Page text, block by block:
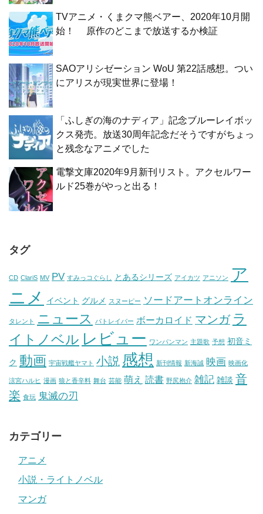
TVアニメ・くまクマ熊ベアー、2020年10月開
始！ 原作のどこまで放送するか検証
SAOアリシゼーション WoU 第22話感想。つい
にアリスが現実世界に登場！
「ふしぎの海のナディア」記念ブルーレイボッ
クス発売。放送30周年記念だそうですがちょっ
と残念なアニメでした
電撃文庫2020年9月新刊リスト。アクセルワー
ルド25巻がやっと出る！
タグ
CD ClariS MV PV すみっコぐらし とあるシリーズ アイカツ アニソン
ア
ニメ
イベント グルメ スヌーピー ソードアートオンライン
タレント ニュース パトレイバー ボーカロイド マンガ ラ
イトノベル レビュー ワンパンマン 主題歌 予想 初音ミ
ク 動画 宇宙戦艦ヤマト 小説 感想 新刊情報 新海誠 映画 映画化
涼宮ハルヒ 漫画 狼と香辛料 舞台 芸能 萌え 読書 野尻抱介 雑記 雑談 音
楽 食玩 鬼滅の刃
カテゴリー
アニメ
小説・ライトノベル
マンガ